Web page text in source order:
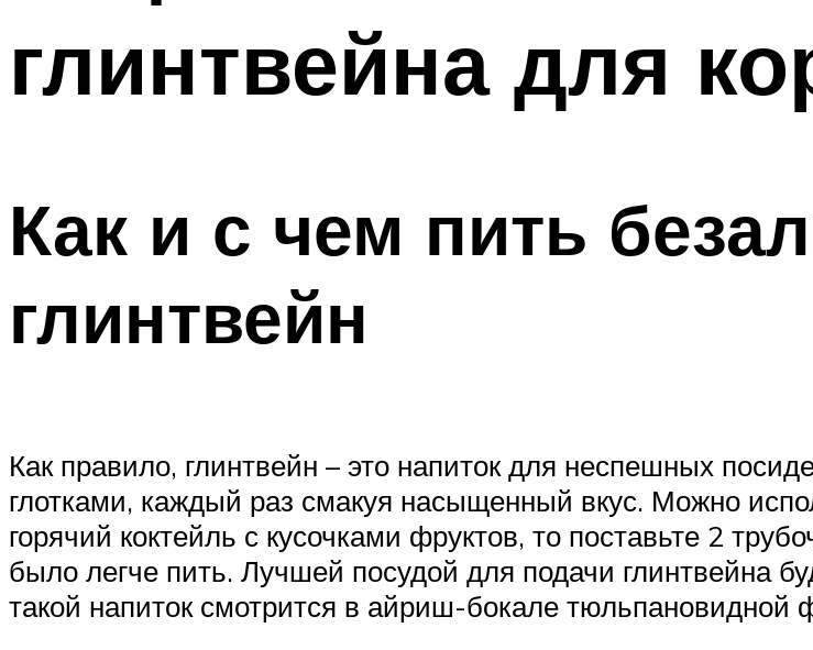
глинтвейна для
Как и с чем пить
глинтвейн
Как правило, глинтвейн – это напиток для неспешных
глотками, каждый раз смакуя насыщенный вкус. Можно
горячий коктейль с кусочками фруктов, то поставьте 2
было легче пить. Лучшей посудой для подачи глинтвейна
такой напиток смотрится в айриш-бокале тюльпановидной